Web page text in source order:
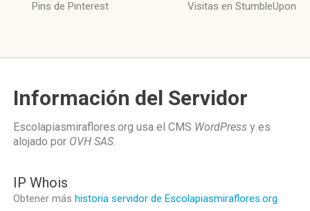
Pins de Pinterest Visitas en StumbleUpon
Información del Servidor
Escolapiasmiraflores.org usa el CMS WordPress y es
alojado por OVH SAS.
IP Whois
Obtener más historia servidor de Escolapiasmiraflores.org